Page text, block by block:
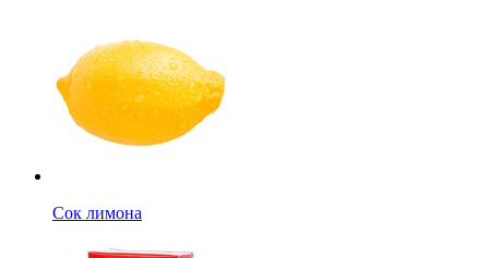
Сок лимона